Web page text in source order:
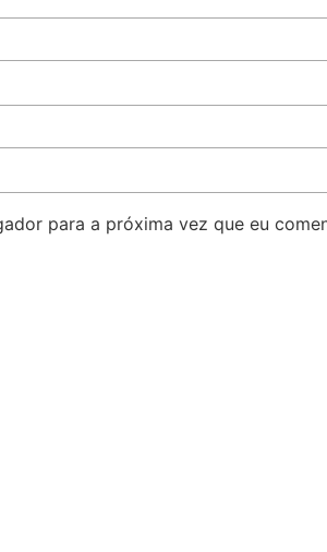
para a próxima vez que eu